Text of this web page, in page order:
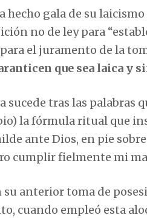
hecho gala de su
no de ley para
el juramento de la
que sea laica y
sucede tras las palabras
la fórmula ritual que
ante Dios, en pie
cumplir fielmente mi
su anterior toma de
cuando empleó esta